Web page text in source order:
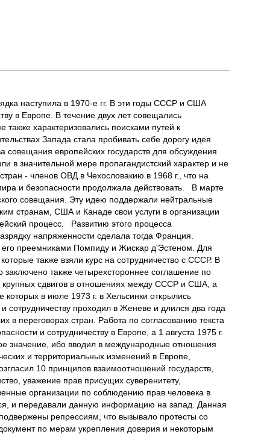
наступила в 1970-е гг. В эти годы СССР и США
в Европе. В течение двух лет совещались
характеризовались поисками путей к
Запада стала пробивать себе дорогу идея
совещания европейских государств для обсуждения
значительной мере пропагандистский характер и не
- членов ОВД в Чехословакию в 1968 г., что на
и безопасности продолжала действовать. В марте
совещания. Эту идею поддержали нейтральные
странам, США и Канаде свои услуги в организации
процесс. Развитию этого процесса
напряженности сделала тогда Франция.
его преемниками Помпиду и Жискар д'Эстеном. Для
также взяли курс на сотрудничество с СССР. В
также четырехстороннее соглашение по
сдвигов в отношениях между СССР и США, а
в июле 1973 г. в Хельсинки открылись
проходил в Женеве и длился два года
в переговорах стран. Работа по согласованию текста
и сотрудничеству в Европе, а 1 августа 1975 г.
значение, ибо вводил в международные отношения
и территориальных изменений в Европе,
10 принципов взаимоотношений государств,
уважение прав присущих суверенитету,
организации по соблюдению прав человека в
и передавали данную информацию на запад. Данная
репрессиям, что вызывало протесты со
по мерам укрепления доверия и некоторым